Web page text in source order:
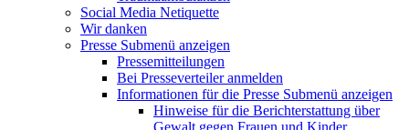
Social Media Netiquette
Wir danken
Presse Submenü anzeigen
Pressemitteilungen
Bei Presseverteiler anmelden
Informationen für die Presse Submenü anzeigen
Hinweise für die Berichterstattung über
Gewalt gegen Frauen und Kinder